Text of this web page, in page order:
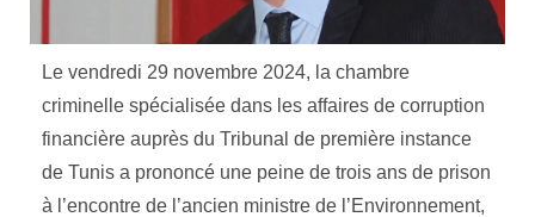
Le vendredi 29 novembre 2024, la chambre
criminelle spécialisée dans les affaires de corruption
financière auprès du Tribunal de première instance
de Tunis a prononcé une peine de trois ans de prison
à l’encontre de l’ancien ministre de l’Environnement,